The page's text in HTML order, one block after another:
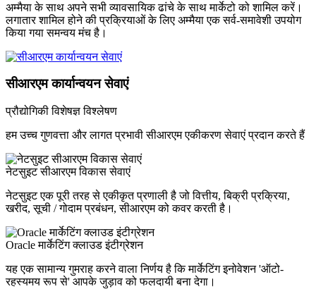
अम्मैया के साथ अपने सभी व्यावसायिक ढांचे के साथ मार्केटो को शामिल करें।
लगातार शामिल होने की प्रक्रियाओं के लिए अम्मैया एक सर्व-समावेशी उपयोग
किया गया समन्वय मंच है।
सीआरएम कार्यान्वयन सेवाएं
प्रौद्योगिकी विशेषज्ञ विश्लेषण
हम उच्च गुणवत्ता और लागत प्रभावी सीआरएम एकीकरण सेवाएं प्रदान करते हैं
नेटसुइट सीआरएम विकास सेवाएं
नेटसुइट एक पूरी तरह से एकीकृत प्रणाली है जो वित्तीय, बिक्री प्रक्रिया,
खरीद, सूची / गोदाम प्रबंधन, सीआरएम को कवर करती है।
Oracle मार्केटिंग क्लाउड इंटीग्रेशन
यह एक सामान्य गुमराह करने वाला निर्णय है कि मार्केटिंग इनोवेशन 'ऑटो-
रहस्यमय रूप से' आपके जुड़ाव को फलदायी बना देगा।